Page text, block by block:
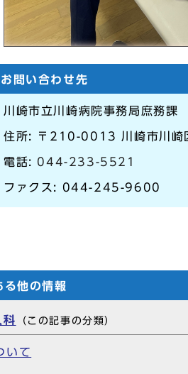
お問い合わせ先
川崎市立川崎病院事務局庶務課
住所: 〒210-0013 川崎市川崎
電話: 044-233-5521
ファクス: 044-245-9600
る他の情報
科 （この記事の分類）
いて